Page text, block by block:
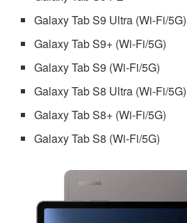
Galaxy Tab S9 Ultra (Wi-Fi/5G)
Galaxy Tab S9+ (Wi-Fi/5G)
Galaxy Tab S9 (Wi-Fi/5G)
Galaxy Tab S8 Ultra (Wi-Fi/5G)
Galaxy Tab S8+ (Wi-Fi/5G)
Galaxy Tab S8 (Wi-Fi/5G)